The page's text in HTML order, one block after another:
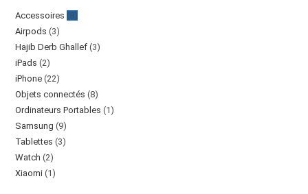
Accessoires (8)
Airpods (3)
Hajib Derb Ghallef (3)
iPads (2)
iPhone (22)
Objets connectés (8)
Ordinateurs Portables (1)
Samsung (9)
Tablettes (3)
Watch (2)
Xiaomi (1)